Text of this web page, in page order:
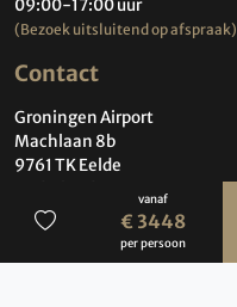
vanaf
€ 3448
per persoon
09:00-17:00 uur
(Bezoek uitsluitend op afspraak)
Contact
Groningen Airport
Machlaan 8b
9761 TK Eelde
Contact